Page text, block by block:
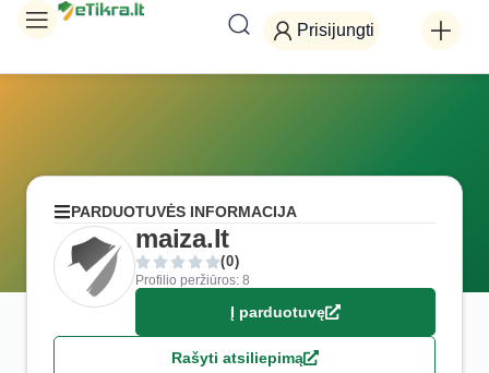
Prisijungti
PARDUOTUVĖS INFORMACIJA
maiza.lt
(0)
Profilio peržiūros: 8
Į parduotuvę
Rašyti atsiliepimą